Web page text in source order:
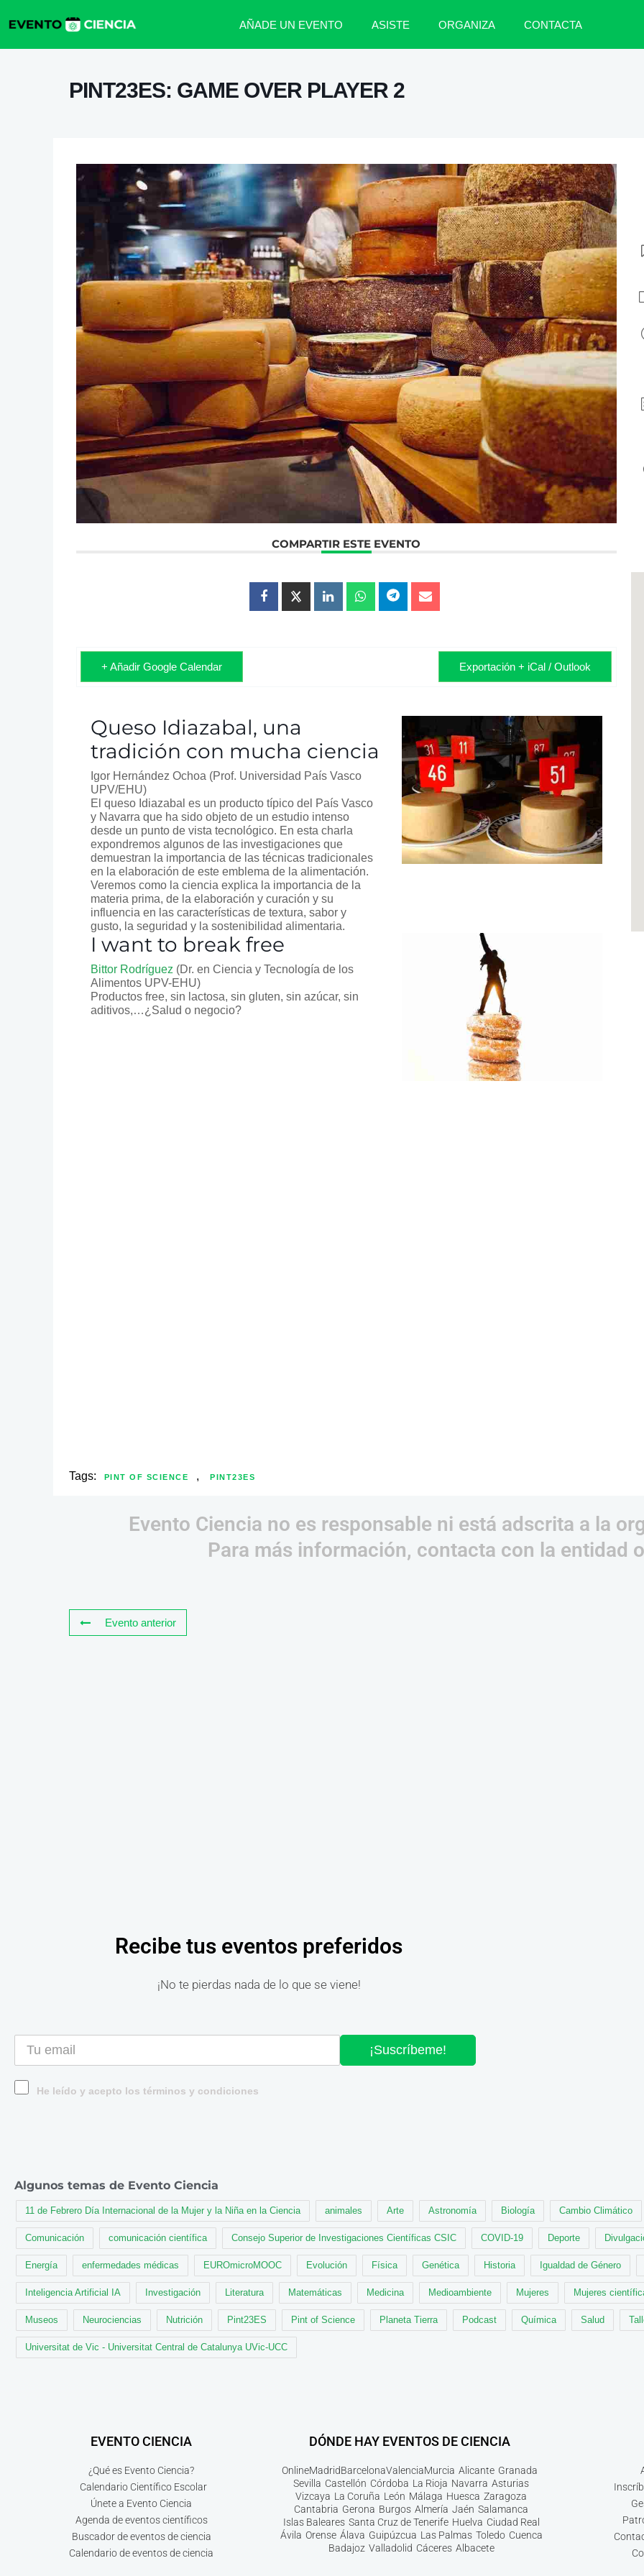
AÑADE UN EVENTO ASISTE ORGANIZA CONTACTA
PINT23ES: GAME OVER PLAYER 2
COMPARTIR ESTE EVENTO
+ Añadir Google Calendar Exportación + iCal / Outlook
Queso Idiazabal, una
tradición con mucha ciencia
Igor Hernández Ochoa (Prof. Universidad País Vasco
UPV/EHU)
El queso Idiazabal es un producto típico del País Vasco
y Navarra que ha sido objeto de un estudio intenso
desde un punto de vista tecnológico. En esta charla
expondremos algunos de las investigaciones que
demuestran la importancia de las técnicas tradicionales
en la elaboración de este emblema de la alimentación.
Veremos como la ciencia explica la importancia de la
materia prima, de la elaboración y curación y su
influencia en las características de textura, sabor y
gusto, la seguridad y la sostenibilidad alimentaria.
I want to break free
Bittor Rodríguez (Dr. en Ciencia y Tecnología de los
Alimentos UPV-EHU)
Productos free, sin lactosa, sin gluten, sin azúcar, sin
aditivos,…¿Salud o negocio?
Tags: PINT OF SCIENCE , PINT23ES
Evento Ciencia no es responsable ni está adscrita a la
Para más información, contacta con la entidad
Evento anterior
Recibe tus eventos preferidos
¡No te pierdas nada de lo que se viene!
¡Suscríbeme!
He leído y acepto los términos y condiciones
Algunos temas de Evento Ciencia
11 de Febrero Día Internacional de la Mujer y la Niña en la Ciencia animales Arte Astronomía Biología Cambio Climático
Comunicación comunicación científica Consejo Superior de Investigaciones Científicas CSIC COVID-19 Deporte
Energía enfermedades médicas EUROmicroMOOC Evolución Física Genética Historia Igualdad de Género
Inteligencia Artificial IA Investigación Literatura Matemáticas Medicina Medioambiente Mujeres Mujeres
Museos Neurociencias Nutrición Pint23ES Pint of Science Planeta Tierra Podcast Química Salud
Universitat de Vic - Universitat Central de Catalunya UVic-UCC
EVENTO CIENCIA
¿Qué es Evento Ciencia?
Calendario Científico Escolar
Únete a Evento Ciencia
Agenda de eventos científicos
Buscador de eventos de ciencia
Calendario de eventos de ciencia
DÓNDE HAY EVENTOS DE CIENCIA
OnlineMadridBarcelonaValenciaMurcia Alicante Granada
Sevilla Castellón Córdoba La Rioja Navarra Asturias
Vizcaya La Coruña León Málaga Huesca Zaragoza
Cantabria Gerona Burgos Almería Jaén Salamanca
Islas Baleares Santa Cruz de Tenerife Huelva Ciudad Real
Ávila Orense Álava Guipúzcua Las Palmas Toledo Cuenca
Badajoz Valladolid Cáceres Albacete